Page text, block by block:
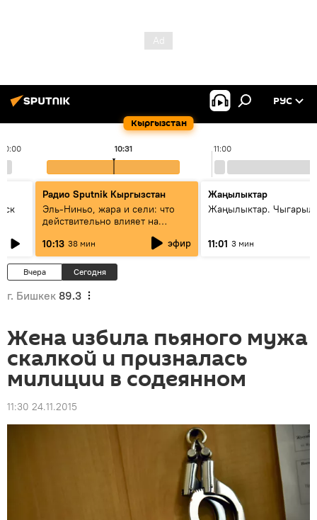
Кыргызстан
РУС
10:00 11:00
10:31
Радио Sputnik Кыргызстан
Эль-Ниньо, жара и сели: что
действительно влияет на
10:13 38 мин эфир
Жаңылыктар
Жаңылыктар.
11:01 3 мин
Вчера Сегодня
г. Бишкек 89.3
Жена избила пьяного мужа
скалкой и призналась
милиции в содеянном
11:30 24.11.2015